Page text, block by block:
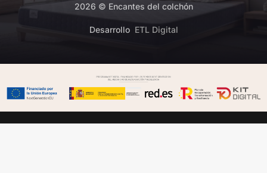
2026 © Encantes del colchón
Desarrollo ETL Digital